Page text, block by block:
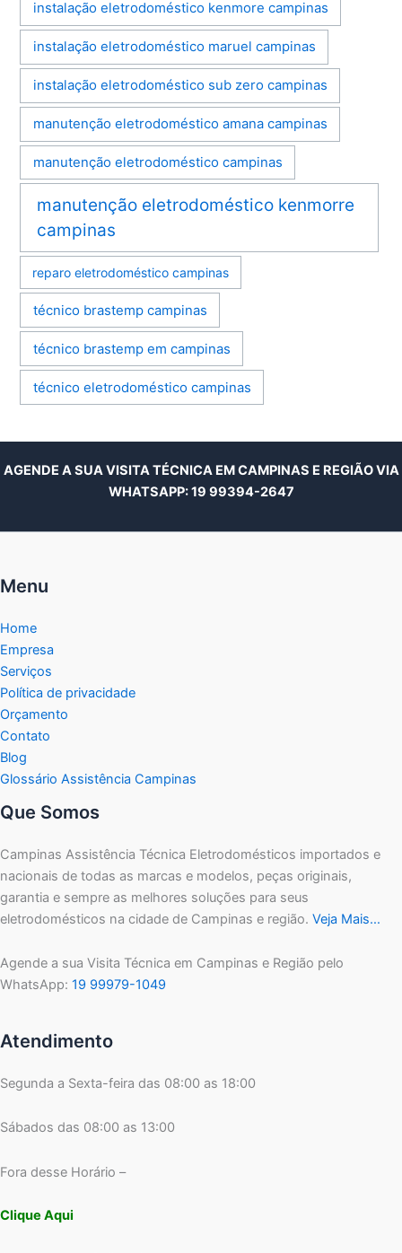
instalação eletrodoméstico kenmore campinas
instalação eletrodoméstico maruel campinas
instalação eletrodoméstico sub zero campinas
manutenção eletrodoméstico amana campinas
manutenção eletrodoméstico campinas
manutenção eletrodoméstico kenmorre
campinas
reparo eletrodoméstico campinas
técnico brastemp campinas
técnico brastemp em campinas
técnico eletrodoméstico campinas
AGENDE A SUA VISITA TÉCNICA EM CAMPINAS E REGIÃO VIA
WHATSAPP:19 99394-2647
Menu
Home
Empresa
Serviços
Política de privacidade
Orçamento
Contato
Blog
Glossário Assistência Campinas
Que Somos
Campinas Assistência Técnica Eletrodomésticos importados e
nacionais de todas as marcas e modelos, peças originais,
garantia e sempre as melhores soluções para seus
eletrodomésticos na cidade de Campinas e região. Veja Mais…
Agende a sua Visita Técnica em Campinas e Região pelo
WhatsApp: 19 99979-1049
Atendimento
Segunda a Sexta-feira das 08:00 as 18:00
Sábados das 08:00 as 13:00
Fora desse Horário –
Clique Aqui